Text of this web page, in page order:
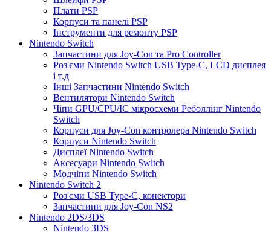
Плати PSP
Корпуси та панелі PSP
Інструменти для ремонту PSP
Nintendo Switch
Запчастини для Joy-Con та Pro Controller
Роз'єми Nintendo Switch USB Type-C, LCD дисплея
і т.д
Інші Запчастини Nintendo Switch
Вентилятори Nintendo Switch
Чіпи GPU/CPU/IC мікросхеми Реболлінг Nintendo
Switch
Корпуси для Joy-Con контролера Nintendo Switch
Корпуси Nintendo Switch
Дисплеї Nintendo Switch
Аксесуари Nintendo Switch
Модчіпи Nintendo Switch
Nintendo Switch 2
Роз'єми USB Type-C, конектори
Запчастини для Joy-Con NS2
Nintendo 2DS/3DS
Nintendo 3DS